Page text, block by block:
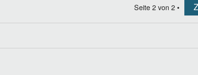
Seite 2 von 2 •